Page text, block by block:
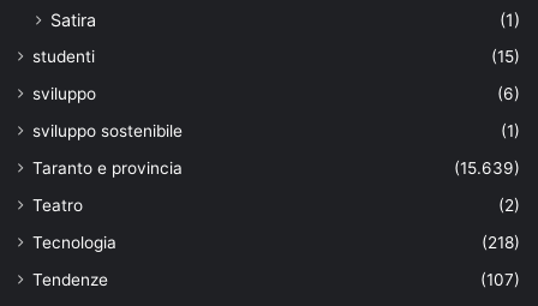
Satira (1)
studenti
(15)
sviluppo
(6)
sviluppo sostenibile
(1)
Taranto e provincia
(15.639)
Teatro
(2)
Tecnologia
(218)
Tendenze
(107)